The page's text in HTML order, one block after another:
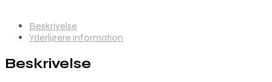
Beskrivelse
Yderligere information
Beskrivelse